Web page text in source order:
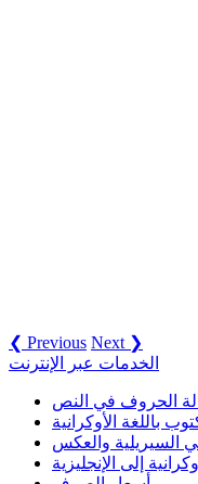
❮ Previous Next ❯
الخدمات عبر الإنترنت
الحروف في النص
باللغة الأوكرانية
السيريلية والعكس
إلى الإنجليزية